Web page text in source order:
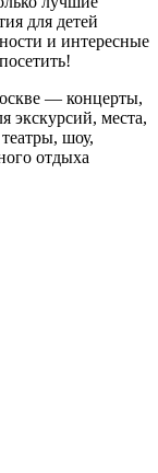
для детей
и интересные
— концерты,
экскурсий, места,
шоу,
отдыха